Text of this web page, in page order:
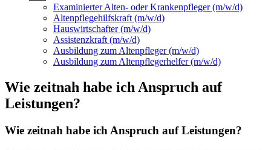
Examinierter Alten- oder Krankenpfleger (m/w/d)
Altenpflegehilfskraft (m/w/d)
Hauswirtschafter (m/w/d)
Assistenzkraft (m/w/d)
Ausbildung zum Altenpfleger (m/w/d)
Ausbildung zum Altenpflegerhelfer (m/w/d)
Wie zeitnah habe ich Anspruch auf
Leistungen?
Wie zeitnah habe ich Anspruch auf Leistungen?